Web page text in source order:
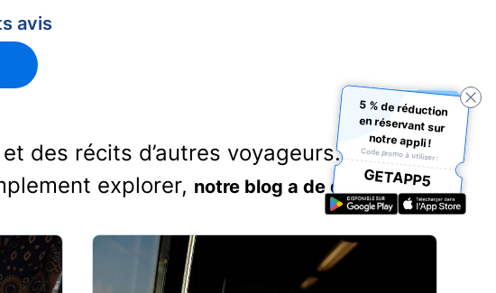
avis
des récits d’autres voyageurs. Que
explorer, notre blog a de quoi vous
5 % de réduction
en réservant sur
notre appli !
Code promo à utiliser :
GETAPP5